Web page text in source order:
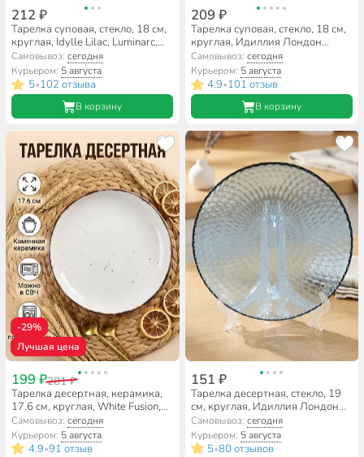
212 ₽
Тарелка суповая, стекло, 18 см,
круглая, Idylle Lilac, Luminarc,
A0010/Q1309, лиловая
Самовывоз:сегодня
Курьером: 5 августа
5•102 отзыва
В корзину
209 ₽
Тарелка суповая, стекло, 18 см,
круглая, Идиллия Лондон
Топаз, Luminarc, Q1314, синяя
Самовывоз: сегодня
Курьером: 5 августа
4.9•101 отзыв
В корзину
-29%
Лучшая цена
199 ₽281 ₽
Тарелка десертная, керамика,
17.6 см, круглая, White Fusion,
Daniks, белая
Самовывоз:сегодня
Курьером: 5 августа
4.9•91 отзыв
151 ₽
Тарелка десертная, стекло, 19
см, круглая, Идиллия Лондон
Топаз 1, Luminarc, Q1315, синяя
Самовывоз: сегодня
Курьером: 5 августа
5•80 отзывов